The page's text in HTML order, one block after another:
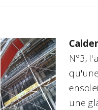
Calder
N°3,
une